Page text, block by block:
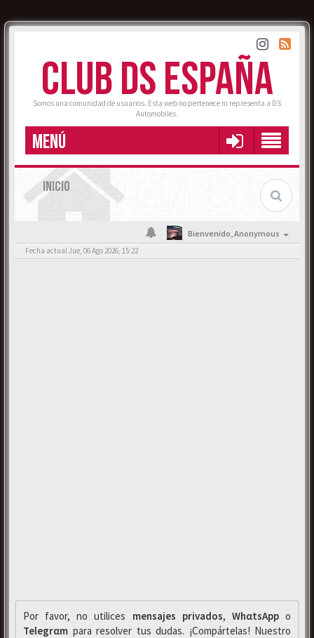
CLUB DS ESPAÑA
Somos una comunidad de usuarios. Esta web no pertenece ni representa a DS
Automobiles.
MENÚ
INICIO
Bienvenido,Anonymous
Fecha actual Jue, 06 Ago 2026, 15:22
Por favor, no utilices mensajes privados, WhαtsAppo
Telegrαm para resolver tus dudas. ¡Compártelas! Nuestro